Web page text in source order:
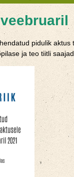
pidulik
ja teo tiitli